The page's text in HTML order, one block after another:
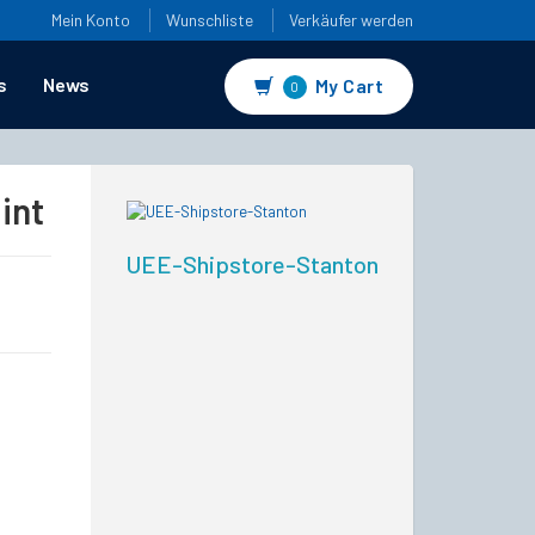
Mein Konto Wunschliste Verkäufer werden
News 0 My Cart
UEE-Shipstore-Stanton